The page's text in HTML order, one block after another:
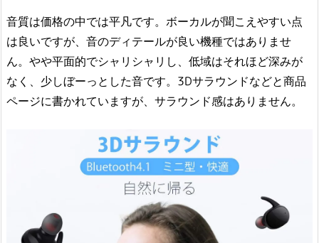
音質は価格の中では平凡です。ボーカルが聞こえやすい点
は良いですが、音のディテールが良い機種ではありませ
ん。やや平面的でシャリシャリし、低域はそれほど深みが
なく、少しぼーっとした音です。3Dサラウンドなどと商品
ページに書かれていますが、サラウンド感はありません。